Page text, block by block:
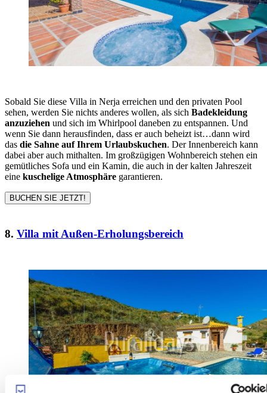
Sobald Sie diese Villa in Nerja erreichen und den privaten Pool
sehen, werden Sie nichts anderes wollen, als sich Badekleidung
anzuziehen und sich im Whirlpool daneben zu entspannen. Und
wenn Sie dann herausfinden, dass er auch beheizt ist…dann wird
das die Sahne auf Ihrem Urlaubskuchen. Der Innenbereich kann
dabei aber auch mithalten. Im großzügigen Wohnbereich stehen ein
gemütliches Sofa und ein Kamin, die auch in der kalten Jahreszeit
eine kuschelige Atmosphäre garantieren.
BUCHEN SIE JETZT!
8. Villa mit Außen-Erholungsbereich